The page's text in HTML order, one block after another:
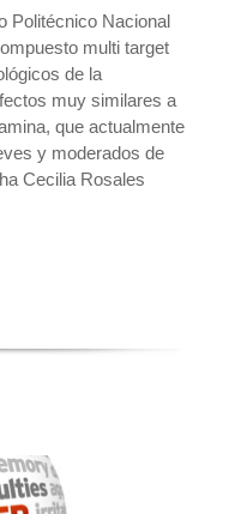
Politécnico Nacional
multi target
de la
muy similares a
que actualmente
y moderados de
Cecilia Rosales